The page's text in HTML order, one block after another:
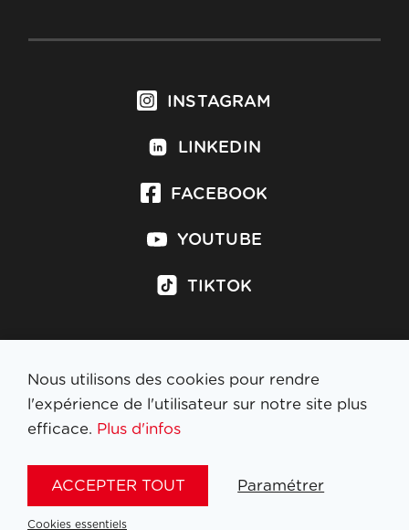
INSTAGRAM
LINKEDIN
FACEBOOK
YOUTUBE
TIKTOK
S'inscrire à la newsletter
Nous utilisons des cookies pour rendre
l'expérience de l'utilisateur sur notre site plus
efficace. Plus d'infos
ACCEPTER TOUT Paramétrer
Cookies essentiels